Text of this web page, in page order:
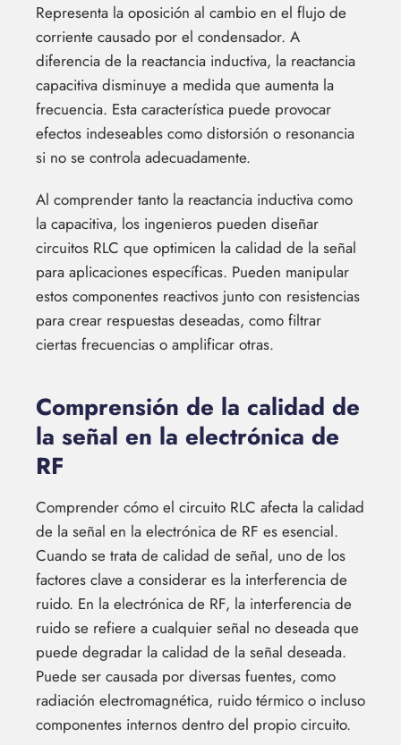
Representa la oposición al cambio en el flujo de
corriente causado por el condensador. A
diferencia de la reactancia inductiva, la reactancia
capacitiva disminuye a medida que aumenta la
frecuencia. Esta característica puede provocar
efectos indeseables como distorsión o resonancia
si no se controla adecuadamente.
Al comprender tanto la reactancia inductiva como
la capacitiva, los ingenieros pueden diseñar
circuitos RLC que optimicen la calidad de la señal
para aplicaciones específicas. Pueden manipular
estos componentes reactivos junto con resistencias
para crear respuestas deseadas, como filtrar
ciertas frecuencias o amplificar otras.
Comprensión de la calidad de
la señal en la electrónica de
RF
Comprender cómo el circuito RLC afecta la calidad
de la señal en la electrónica de RF es esencial.
Cuando se trata de calidad de señal, uno de los
factores clave a considerar es la interferencia de
ruido. En la electrónica de RF, la interferencia de
ruido se refiere a cualquier señal no deseada que
puede degradar la calidad de la señal deseada.
Puede ser causada por diversas fuentes, como
radiación electromagnética, ruido térmico o incluso
componentes internos dentro del propio circuito.